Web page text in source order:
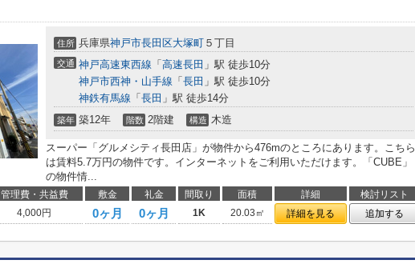
住所 兵庫県神戸市長田区大塚町 ５丁目
交通 神戸高速東西線 「 高速長田 」駅 徒歩10分
神戸市西神・山手線 「 長田 」駅 徒歩10分
神鉄有馬線 「 長田 」駅 徒歩14分
築年 築12年 階数 2階建 構造 木造
スーパー「グルメシティ長田店」が物件から476mのところにあります。こちら
は賃料5.7万円の物件です。インターネットをご利用いただけます。「CUBE」
の物件情...
管理費・共益費 敷金 礼金 間取り 面積 詳細
検討リスト
4,000円 0ヶ月 0ヶ月 1K 20.03㎡ 詳細を見る 追加する